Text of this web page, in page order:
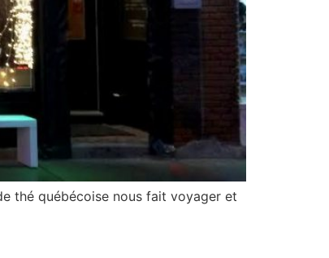
thé québécoise nous fait voyager et